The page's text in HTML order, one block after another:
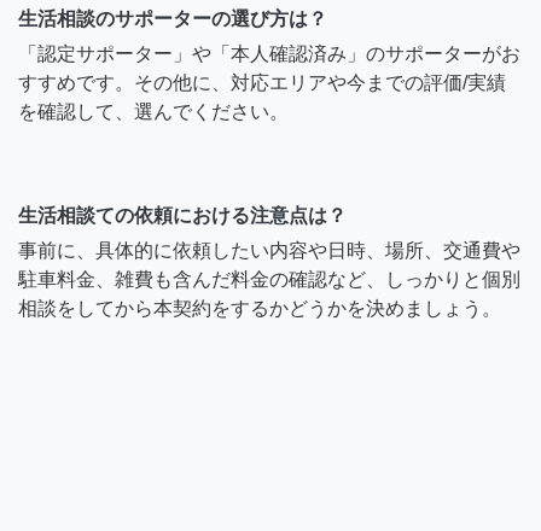
生活相談のサポーターの選び方は？
「認定サポーター」や「本人確認済み」のサポーターがお
すすめです。その他に、対応エリアや今までの評価/実績
を確認して、選んでください。
生活相談ての依頼における注意点は？
事前に、具体的に依頼したい内容や日時、場所、交通費や
駐車料金、雑費も含んだ料金の確認など、しっかりと個別
相談をしてから本契約をするかどうかを決めましょう。